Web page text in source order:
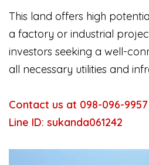
This land offers high
a factory or industrial
investors seeking a well-
all necessary utilities and
Contact us at 098-096-9957
Line ID: sukanda061242